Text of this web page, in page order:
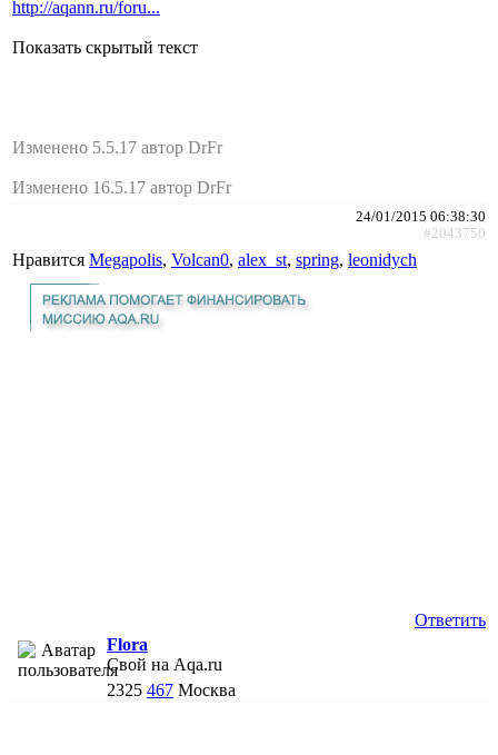
http://aqann.ru/foru...
Показать скрытый текст
Изменено 5.5.17 автор DrFr
Изменено 16.5.17 автор DrFr
24/01/2015 06:38:30
#2043750
Нравится Megapolis, Volcan0, alex_st, spring, leonidych
Ответить
Flora
Свой на Aqa.ru
2325 467 Москва